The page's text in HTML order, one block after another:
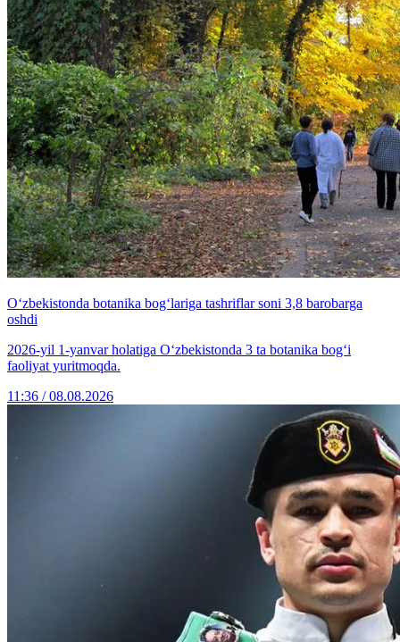
O‘zbekistonda botanika bog‘lariga tashriflar soni 3,8 barobarga
oshdi
2026-yil 1-yanvar holatiga O‘zbekistonda 3 ta botanika bog‘i
faoliyat yuritmoqda.
11:36 / 08.08.2026